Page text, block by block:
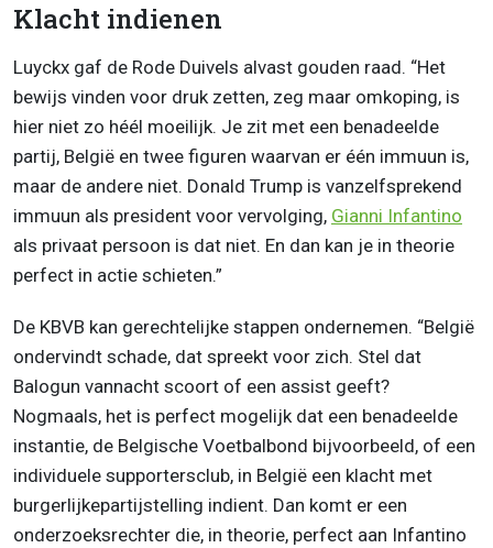
Klacht indienen
Luyckx gaf de Rode Duivels alvast gouden raad. “Het
bewijs vinden voor druk zetten, zeg maar omkoping, is
hier niet zo héél moeilijk. Je zit met een benadeelde
partij, België en twee figuren waarvan er één immuun is,
maar de andere niet. Donald Trump is vanzelfsprekend
immuun als president voor vervolging, Gianni Infantino
als privaat persoon is dat niet. En dan kan je in theorie
perfect in actie schieten.”
De KBVB kan gerechtelijke stappen ondernemen. “België
ondervindt schade, dat spreekt voor zich. Stel dat
Balogun vannacht scoort of een assist geeft?
Nogmaals, het is perfect mogelijk dat een benadeelde
instantie, de Belgische Voetbalbond bijvoorbeeld, of een
individuele supportersclub, in België een klacht met
burgerlijkepartijstelling indient. Dan komt er een
onderzoeksrechter die, in theorie, perfect aan Infantino